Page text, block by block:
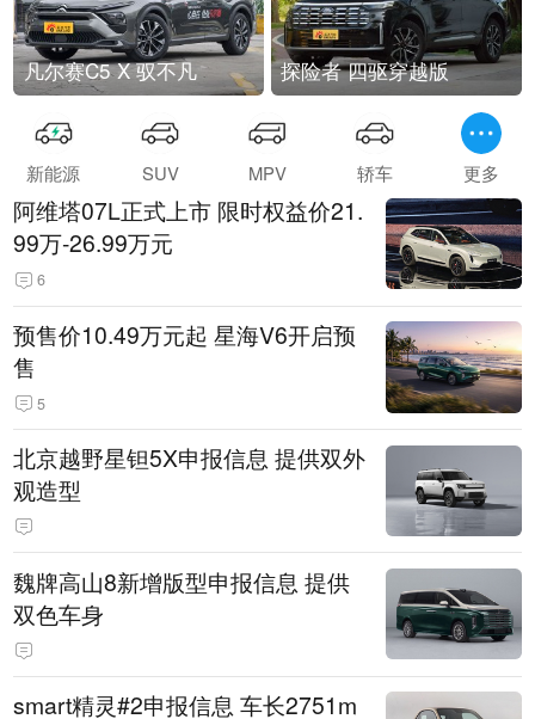
凡尔赛C5 X 驭不凡 探险者 四驱穿越版
新能源 SUV MPV 轿车 更多
阿维塔07L正式上市 限时权益价21.
99万-26.99万元
6
预售价10.49万元起 星海V6开启预
售
5
北京越野星钽5X申报信息 提供双外
观造型
魏牌高山8新增版型申报信息 提供
双色车身
smart精灵#2申报信息 车长2751m